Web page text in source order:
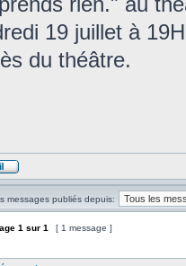
19 juillet à
du théâtre.
messages publiés depuis:
1 sur 1 [ 1 message ]